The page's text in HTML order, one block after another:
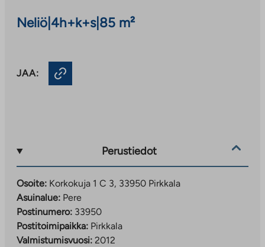
Neliö 4h+k+s| 85 m²
JAA:
Perustiedot
Osoite: Korkokuja 1 C 3, 33950 Pirkkala
Asuinalue: Pere
Postinumero: 33950
Postitoimipaikka: Pirkkala
Valmistumisvuosi: 2012